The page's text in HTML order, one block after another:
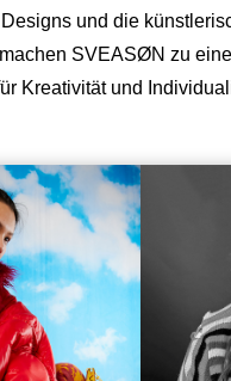
und die
SVEASØN zu
Kreativität und